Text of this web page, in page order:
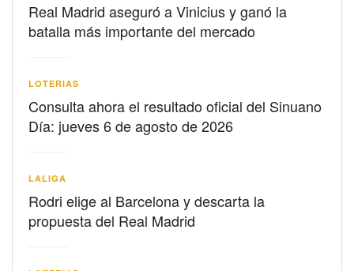
Real Madrid aseguró a Vinicius y ganó la
batalla más importante del mercado
LOTERIAS
Consulta ahora el resultado oficial del Sinuano
Día: jueves 6 de agosto de 2026
LALIGA
Rodri elige al Barcelona y descarta la
propuesta del Real Madrid